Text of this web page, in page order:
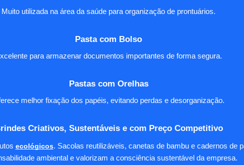
Muito utilizada na área da saúde para organização de prontuários.
Pasta com Bolso
para armazenar documentos importantes de forma segura.
Pastas com Orelhas
melhor fixação dos papéis, evitando perdas e desorganização.
Criativos, Sustentáveis e com Preço Competitivo
ecológicos. Sacolas reutilizáveis, canetas de bambu e cadernos de
ambiental e valorizam a consciência sustentável da empresa.